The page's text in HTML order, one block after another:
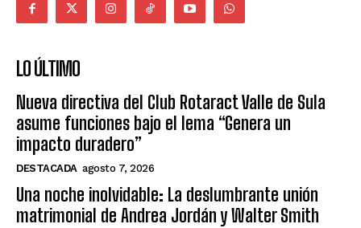
LO ÚLTIMO
Nueva directiva del Club Rotaract Valle de Sula
asume funciones bajo el lema “Genera un
impacto duradero”
DESTACADA agosto 7, 2026
Una noche inolvidable: La deslumbrante unión
matrimonial de Andrea Jordán y Walter Smith